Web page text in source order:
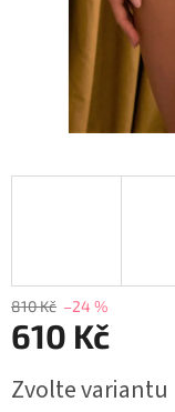
810 Kč –24 %
610 Kč
cena:
Zvolte variantu